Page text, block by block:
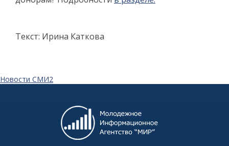
Текст: Ирина Каткова
Новости СМИ2